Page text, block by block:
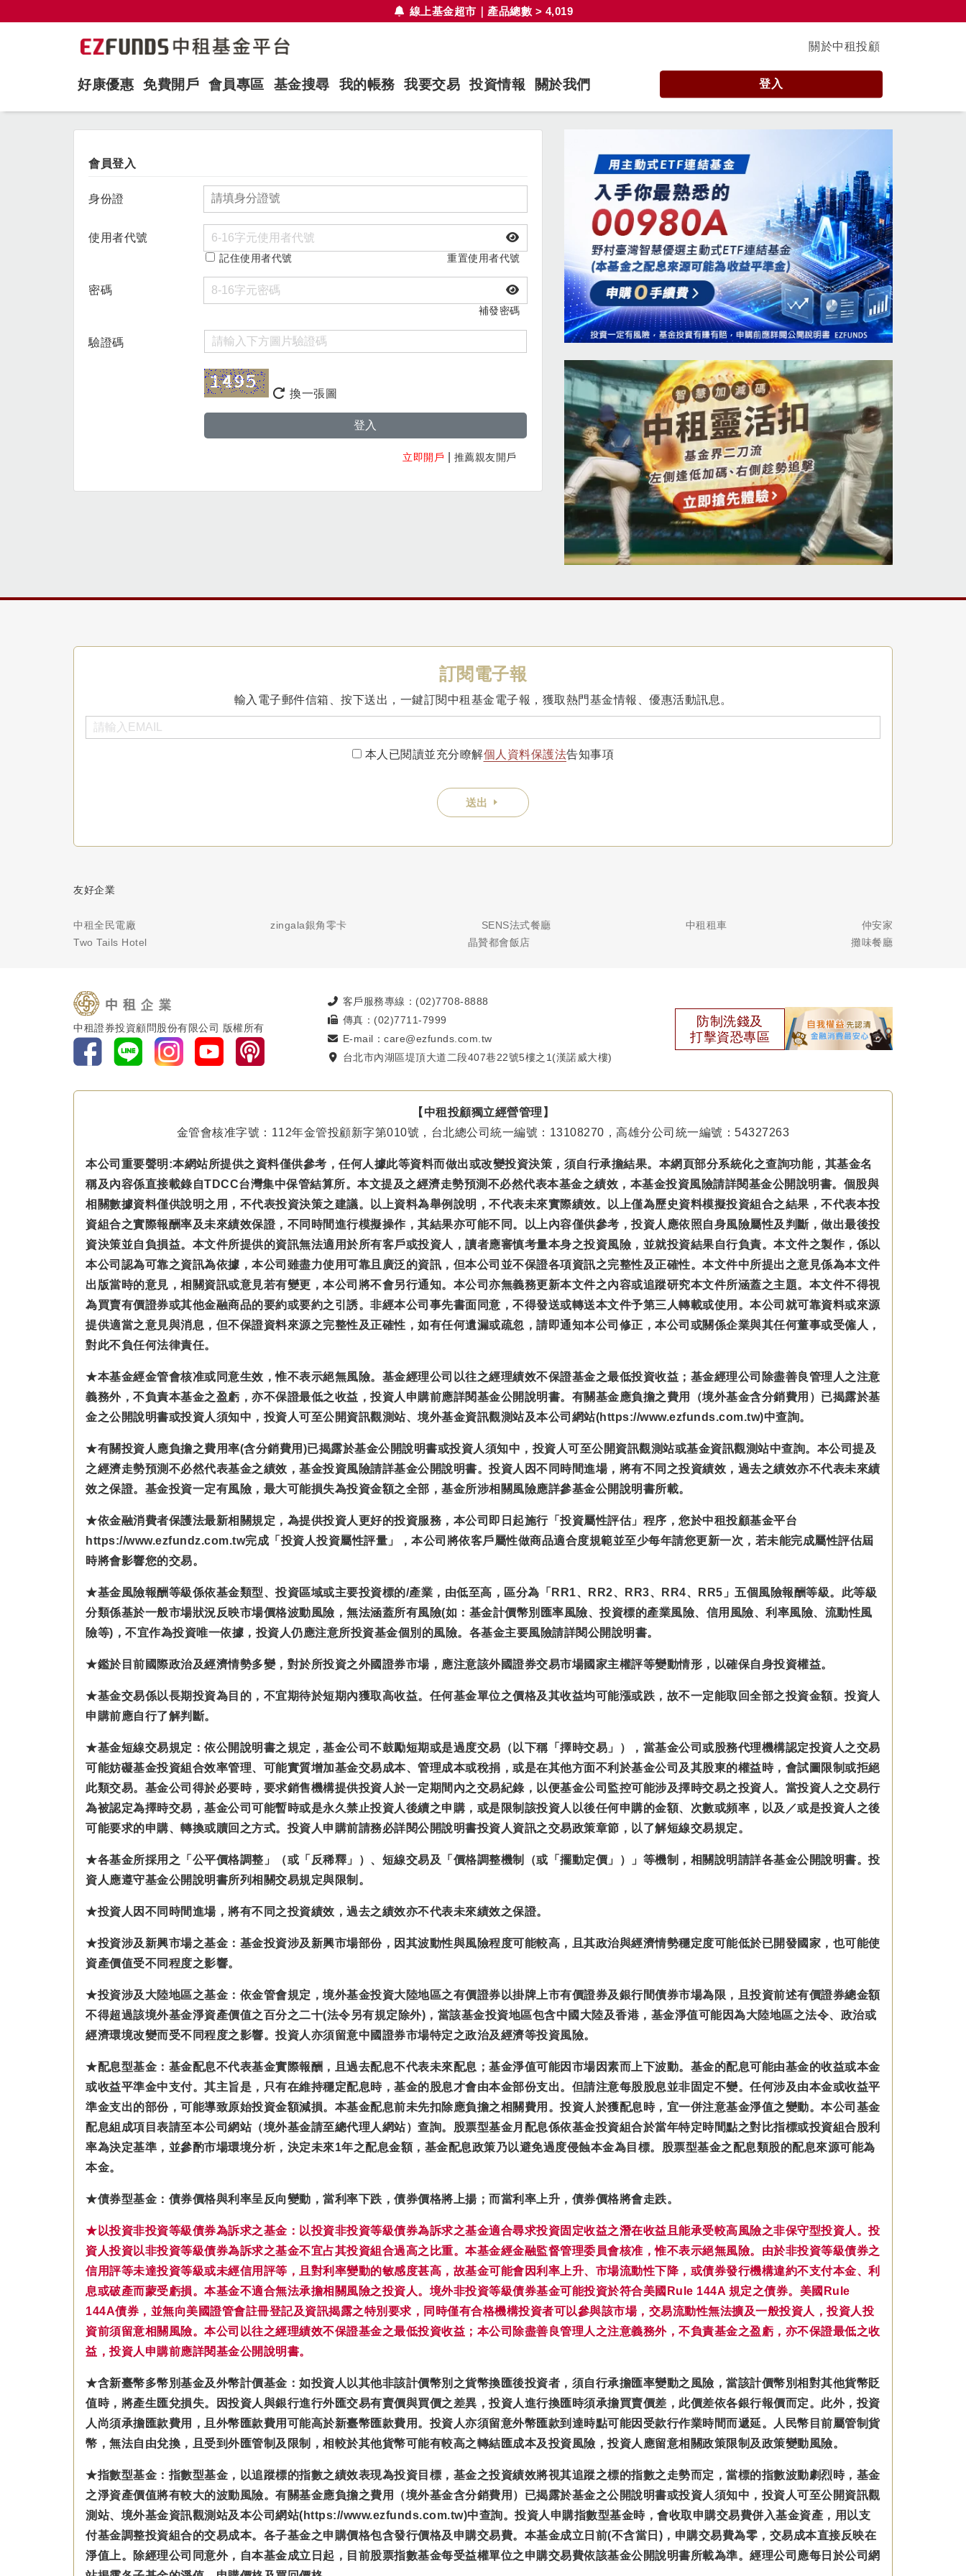
線上基金超市｜產品總數 > 4,019
關於中租投顧
好康優惠 免費開戶 會員專區 基金搜尋 我的帳務 我要交易 投資情報 關於我們 登入
會員登入
身份證
使用者代號
記住使用者代號 重置使用者代號
密碼
補發密碼
驗證碼
換一張圖
登入
立即開戶 推薦親友開戶
訂閱電子報
輸入電子郵件信箱、按下送出，一鍵訂閱中租基金電子報，獲取熱門基金情報、優惠活動訊息。
本人已閱讀並充分瞭解個人資料保護法告知事項
送出
友好企業
中租全民電廠 zingala銀角零卡 SENS法式餐廳 中租租車
仲安家
Two Tails Hotel
晶贊都會飯店 攤味餐廳
中租證券投資顧問股份有限公司 版權所有
客戶服務專線：(02)7708-8888
傳真：(02)7711-7999
E-mail：care@ezfunds.com.tw
台北市內湖區堤頂大道二段407巷22號5樓之1(漢諾威大樓)
防制洗錢及
打擊資恐專區
【中租投顧獨立經營管理】
金管會核准字號：112年金管投顧新字第010號，台北總公司統一編號：13108270，高雄分公司統一編號：54327263
本公司重要聲明:本網站所提供之資料僅供參考，任何人據此等資料而做出或改變投資決策，須自行承擔結果。本網頁部分系統化之查詢功能，其基金名
稱及內容係直接載錄自TDCC台灣集中保管結算所。本文提及之經濟走勢預測不必然代表本基金之績效，本基金投資風險請詳閱基金公開說明書。個股與
相關數據資料僅供說明之用，不代表投資決策之建議。以上資料為舉例說明，不代表未來實際績效。以上僅為歷史資料模擬投資組合之結果，不代表本投
資組合之實際報酬率及未來績效保證，不同時間進行模擬操作，其結果亦可能不同。以上內容僅供參考，投資人應依照自身風險屬性及判斷，做出最後投
資決策並自負損益。本文件所提供的資訊無法適用於所有客戶或投資人，讀者應審慎考量本身之投資風險，並就投資結果自行負責。本文件之製作，係以
本公司認為可靠之資訊為依據，本公司雖盡力使用可靠且廣泛的資訊，但本公司並不保證各項資訊之完整性及正確性。本文件中所提出之意見係為本文件
出版當時的意見，相關資訊或意見若有變更，本公司將不會另行通知。本公司亦無義務更新本文件之內容或追蹤研究本文件所涵蓋之主題。本文件不得視
為買賣有價證券或其他金融商品的要約或要約之引誘。非經本公司事先書面同意，不得發送或轉送本文件予第三人轉載或使用。本公司就可靠資料或來源
提供適當之意見與消息，但不保證資料來源之完整性及正確性，如有任何遺漏或疏忽，請即通知本公司修正，本公司或關係企業與其任何董事或受僱人，
對此不負任何法律責任。
★本基金經金管會核准或同意生效，惟不表示絕無風險。基金經理公司以往之經理績效不保證基金之最低投資收益；基金經理公司除盡善良管理人之注意
義務外，不負責本基金之盈虧，亦不保證最低之收益，投資人申購前應詳閱基金公開說明書。有關基金應負擔之費用（境外基金含分銷費用）已揭露於基
金之公開說明書或投資人須知中，投資人可至公開資訊觀測站、境外基金資訊觀測站及本公司網站(https://www.ezfunds.com.tw)中查詢。
★有關投資人應負擔之費用率(含分銷費用)已揭露於基金公開說明書或投資人須知中，投資人可至公開資訊觀測站或基金資訊觀測站中查詢。本公司提及
之經濟走勢預測不必然代表基金之績效，基金投資風險請詳基金公開說明書。投資人因不同時間進場，將有不同之投資績效，過去之績效亦不代表未來績
效之保證。基金投資一定有風險，最大可能損失為投資金額之全部，基金所涉相關風險應詳參基金公開說明書所載。
★依金融消費者保護法最新相關規定，為提供投資人更好的投資服務，本公司即日起施行「投資屬性評估」程序，您於中租投顧基金平台
https://www.ezfundz.com.tw完成「投資人投資屬性評量」，本公司將依客戶屬性做商品適合度規範並至少每年請您更新一次，若未能完成屬性評估屆
時將會影響您的交易。
★基金風險報酬等級係依基金類型、投資區域或主要投資標的/產業，由低至高，區分為「RR1、RR2、RR3、RR4、RR5」五個風險報酬等級。此等級
分類係基於一般市場狀況反映市場價格波動風險，無法涵蓋所有風險(如：基金計價幣別匯率風險、投資標的產業風險、信用風險、利率風險、流動性風
險等)，不宜作為投資唯一依據，投資人仍應注意所投資基金個別的風險。各基金主要風險請詳閱公開說明書。
★鑑於目前國際政治及經濟情勢多變，對於所投資之外國證券市場，應注意該外國證券交易市場國家主權評等變動情形，以確保自身投資權益。
★基金交易係以長期投資為目的，不宜期待於短期內獲取高收益。任何基金單位之價格及其收益均可能漲或跌，故不一定能取回全部之投資金額。投資人
申購前應自行了解判斷。
★基金短線交易規定：依公開說明書之規定，基金公司不鼓勵短期或是過度交易（以下稱「擇時交易」），當基金公司或股務代理機構認定投資人之交易
可能妨礙基金投資組合效率管理、可能實質增加基金交易成本、管理成本或稅捐，或是在其他方面不利於基金公司及其股東的權益時，會試圖限制或拒絕
此類交易。基金公司得於必要時，要求銷售機構提供投資人於一定期間內之交易紀錄，以便基金公司監控可能涉及擇時交易之投資人。當投資人之交易行
為被認定為擇時交易，基金公司可能暫時或是永久禁止投資人後續之申購，或是限制該投資人以後任何申購的金額、次數或頻率，以及／或是投資人之後
可能要求的申購、轉換或贖回之方式。投資人申購前請務必詳閱公開說明書投資人資訊之交易政策章節，以了解短線交易規定。
★各基金所採用之「公平價格調整」（或「反稀釋」）、短線交易及「價格調整機制（或「擺動定價」）」等機制，相關說明請詳各基金公開說明書。投
資人應遵守基金公開說明書所列相關交易規定與限制。
★投資人因不同時間進場，將有不同之投資績效，過去之績效亦不代表未來績效之保證。
★投資涉及新興市場之基金：基金投資涉及新興市場部份，因其波動性與風險程度可能較高，且其政治與經濟情勢穩定度可能低於已開發國家，也可能使
資產價值受不同程度之影響。
★投資涉及大陸地區之基金： 依金管會規定， 境外基金投資大陸地區之有價證券以掛牌上市有價證券及銀行間債券市場為限，且投資前述有價證券總金額
不得超過該境外基金淨資產價值之百分之二十(法令另有規定除外)， 當該基金投資地區包含中國大陸及香港，基金淨值可能因為大陸地區之法令、政治或
經濟環境改變而受不同程度之影響。 投資人亦須留意中國證券市場特定之政治及經濟等投資風險。
★配息型基金：基金配息不代表基金實際報酬，且過去配息不代表未來配息；基金淨值可能因市場因素而上下波動。基金的配息可能由基金的收益或本金
或收益平準金中支付。 其主旨是，只有在維持穩定配息時，基金的股息才會由本金部份支出。但請注意每股股息並非固定不變。 任何涉及由本金或收益平
準金支出的部份，可能導致原始投資金額減損。本基金配息前未先扣除應負擔之相關費用。投資人於獲配息時，宜一併注意基金淨值之變動。本公司基金
配息組成項目表請至本公司網站（境外基金請至總代理人網站）查詢。股票型基金月配息係依基金投資組合於當年特定時間點之對比指標或投資組合股利
率為決定基準，並參酌市場環境分析，決定未來1年之配息金額，基金配息政策乃以避免過度侵蝕本金為目標。股票型基金之配息類股的配息來源可能為
本金。
★債券型基金：債券價格與利率呈反向變動，當利率下跌，債券價格將上揚；而當利率上升，債券價格將會走跌。
★以投資非投資等級債券為訴求之基金：以投資非投資等級債券為訴求之基金適合尋求投資固定收益之潛在收益且能承受較高風險之非保守型投資人。投
資人投資以非投資等級債券為訴求之基金不宜占其投資組合過高之比重。本基金經金融監督管理委員會核准，惟不表示絕無風險。由於非投資等級債券之
信用評等未達投資等級或未經信用評等，且對利率變動的敏感度甚高，故基金可能會因利率上升、市場流動性下降，或債券發行機構違約不支付本金、利
息或破產而蒙受虧損。本基金不適合無法承擔相關風險之投資人。境外非投資等級債券基金可能投資於符合美國Rule 144A 規定之債券。美國Rule
144A債券，並無向美國證管會註冊登記及資訊揭露之特別要求，同時僅有合格機構投資者可以參與該市場，交易流動性無法擴及一般投資人，投資人投
資前須留意相關風險。本公司以往之經理績效不保證基金之最低投資收益；本公司除盡善良管理人之注意義務外，不負責基金之盈虧，亦不保證最低之收
益，投資人申購前應詳閱基金公開說明書。
★含新臺幣多幣別基金及外幣計價基金：如投資人以其他非該計價幣別之貨幣換匯後投資者，須自行承擔匯率變動之風險，當該計價幣別相對其他貨幣貶
值時，將產生匯兌損失。因投資人與銀行進行外匯交易有賣價與買價之差異，投資人進行換匯時須承擔買賣價差，此價差依各銀行報價而定。此外，投資
人尚須承擔匯款費用，且外幣匯款費用可能高於新臺幣匯款費用。投資人亦須留意外幣匯款到達時點可能因受款行作業時間而遞延。人民幣目前屬管制貨
幣，無法自由兌換，且受到外匯管制及限制，相較於其他貨幣可能有較高之轉結匯成本及投資風險，投資人應留意相關政策限制及政策變動風險。
★指數型基金：指數型基金，以追蹤標的指數之績效表現為投資目標，基金之投資績效將視其追蹤之標的指數之走勢而定，當標的指數波動劇烈時，基金
之淨資產價值將有較大的波動風險。有關基金應負擔之費用（境外基金含分銷費用）已揭露於基金之公開說明書或投資人須知中，投資人可至公開資訊觀
測站、境外基金資訊觀測站及本公司網站(https://www.ezfunds.com.tw)中查詢。投資人申購指數型基金時，會收取申購交易費併入基金資產，用以支
付基金調整投資組合的交易成本。各子基金之申購價格包含發行價格及申購交易費。本基金成立日前(不含當日)，申購交易費為零，交易成本直接反映在
淨值上。除經理公司同意外，自本基金成立日起，目前股票指數基金每受益權單位之申購交易費依該基金公開說明書所載為準。經理公司應每日於公司網